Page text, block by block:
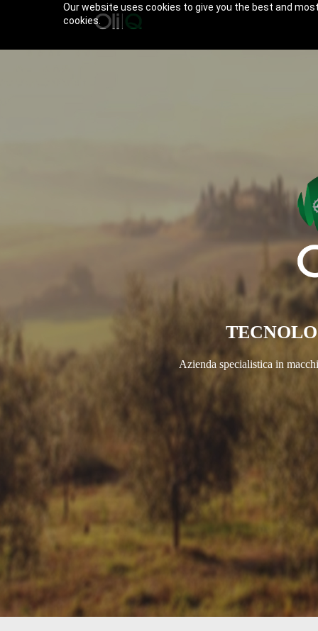
Our website uses cookies to give you the best and
cookies.
Azienda specialistica in